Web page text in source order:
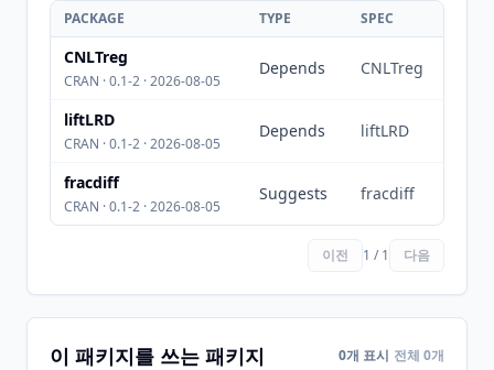
PACKAGE TYPE SPEC
CNLTreg
CRAN · 0.1-2 · 2026-08-05
Depends CNLTreg
liftLRD
CRAN · 0.1-2 · 2026-08-05
Depends liftLRD
fracdiff
CRAN · 0.1-2 · 2026-08-05
Suggests fracdiff
이전 1 / 1 다음
이 패키지를 쓰는 패키지 0개 표시 전체 0개